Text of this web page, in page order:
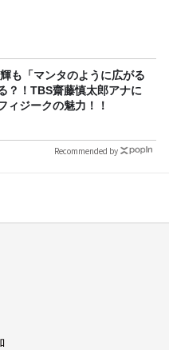
も「マンタのように広がる
？！TBS齋藤慎太郎アナに
ィジークの魅力！！
Recommended by